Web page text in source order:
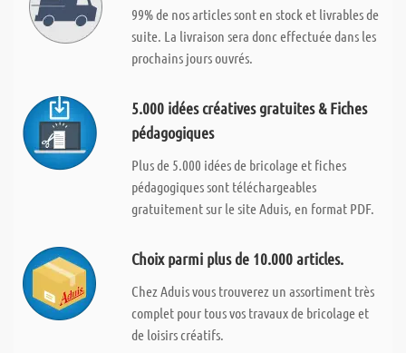
99% de nos articles sont en stock et livrables de
suite. La livraison sera donc effectuée dans les
prochains jours ouvrés.
5.000 idées créatives gratuites & Fiches
pédagogiques
Plus de 5.000 idées de bricolage et fiches
pédagogiques sont téléchargeables
gratuitement sur le site Aduis, en format PDF.
Choix parmi plus de 10.000 articles.
Chez Aduis vous trouverez un assortiment très
complet pour tous vos travaux de bricolage et
de loisirs créatifs.